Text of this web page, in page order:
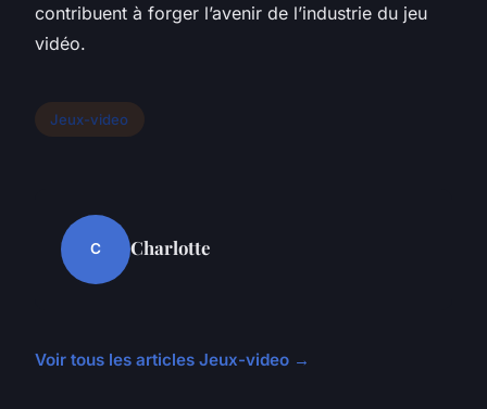
contribuent à forger l’avenir de l’industrie du jeu
vidéo.
Jeux-video
C Charlotte
Voir tous les articles Jeux-video →